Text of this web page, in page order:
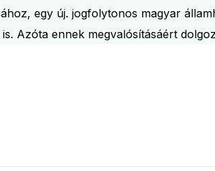
egy új. jogfolytonos magyar
Azóta ennek megvalósításáért